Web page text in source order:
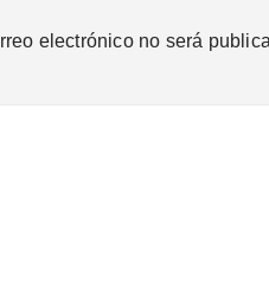
electrónico no será